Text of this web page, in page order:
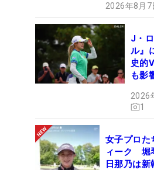
2026年8月7
J・
ル』
史的
も影
2026
1
女子プロた
ィーク 堀
日那乃は